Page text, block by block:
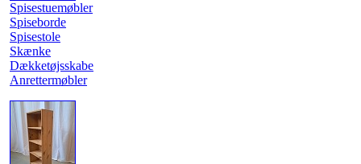
Spisestuemøbler
Spiseborde
Spisestole
Skænke
Dækketøjsskabe
Anrettermøbler